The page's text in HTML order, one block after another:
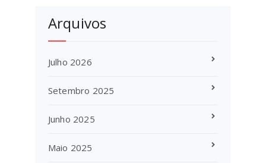
Arquivos
Julho 2026
Setembro 2025
Junho 2025
Maio 2025